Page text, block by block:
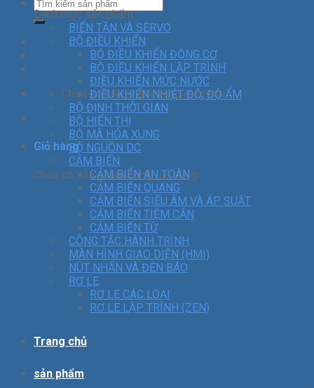
Chưa có sản phẩm trong giỏ hàng.
Giỏ hàng
Chưa có sản phẩm trong giỏ hàng.
Danh mục sản phẩm
BIẾN TẦN VÀ SERVO
BỘ ĐIỀU KHIỂN
BỘ ĐIỀU KHIỂN ĐỘNG CƠ
BỘ ĐIỀU KHIỂN LẬP TRÌNH
ĐIỀU KHIỂN MỨC NƯỚC
ĐIỀU KHIỂN NHIỆT ĐỘ, ĐỘ ẨM
BỘ ĐỊNH THỜI GIAN
BỘ HIỂN THỊ
BỘ MÃ HÓA XUNG
BỘ NGUỒN DC
CẢM BIẾN
CẢM BIẾN AN TOÀN
CẢM BIẾN QUANG
CẢM BIẾN SIÊU ÂM VÀ ÁP SUẤT
CẢM BIẾN TIỆM CẬN
CẢM BIẾN TỪ
CÔNG TẮC HÀNH TRÌNH
MÀN HÌNH GIAO DIỆN (HMI)
NÚT NHẤN VÀ ĐÈN BÁO
RƠ LE
RƠ LE CÁC LOẠI
RƠ LE LẬP TRÌNH (ZEN)
Trang chủ
sản phẩm